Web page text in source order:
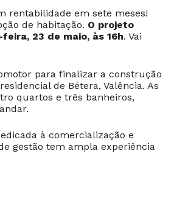
rentabilidade em sete meses!
de habitação. O projeto
23 de maio, às 16h. Vai
para finalizar a construção
de Bétera, Valência. As
quartos e três banheiros,
à comercialização e
gestão tem ampla experiência